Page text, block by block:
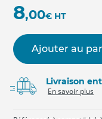
8,00€ HT
Ajouter au
Livraison
En savoir plus